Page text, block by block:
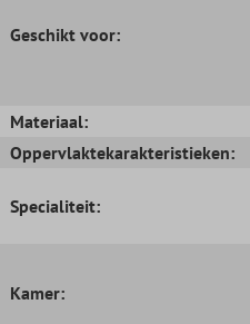
Geschikt voor:
Materiaal:
Oppervlaktekarakteristieken:
Specialiteit:
Kamer: